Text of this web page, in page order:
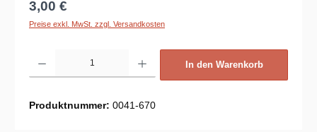
Regulärer Preis:
3,00 €
Preise exkl. MwSt. zzgl. Versandkosten
In den Warenkorb
Produktnummer: 0041-670